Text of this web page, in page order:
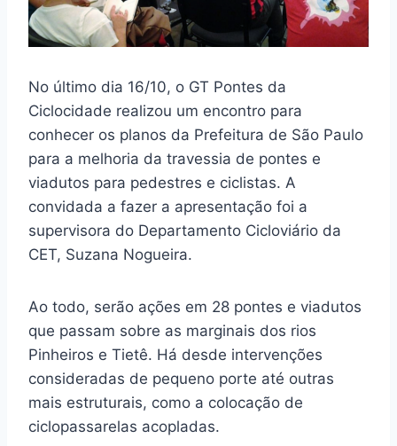
No último dia 16/10, o GT Pontes da
Ciclocidade realizou um encontro para
conhecer os planos da Prefeitura de São Paulo
para a melhoria da travessia de pontes e
viadutos para pedestres e ciclistas. A
convidada a fazer a apresentação foi a
supervisora do Departamento Cicloviário da
CET, Suzana Nogueira.
Ao todo, serão ações em 28 pontes e viadutos
que passam sobre as marginais dos rios
Pinheiros e Tietê. Há desde intervenções
consideradas de pequeno porte até outras
mais estruturais, como a colocação de
ciclopassarelas acopladas.